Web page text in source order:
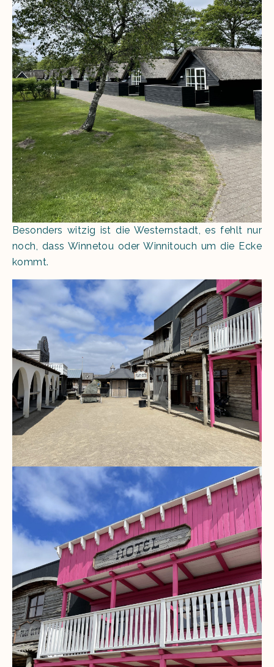
Besonders witzig ist die Westernstadt, es fehlt nur
noch, dass Winnetou oder Winnitouch um die Ecke
kommt.